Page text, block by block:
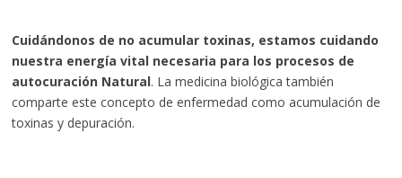
Cuidándonos de no acumular toxinas, estamos cuidando
nuestra energía vital necesaria para los procesos de
autocuración Natural. La medicina biológica también
comparte este concepto de enfermedad como acumulación de
toxinas y depuración.